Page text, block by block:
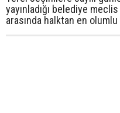
yayınladığı belediye
arasında halktan en